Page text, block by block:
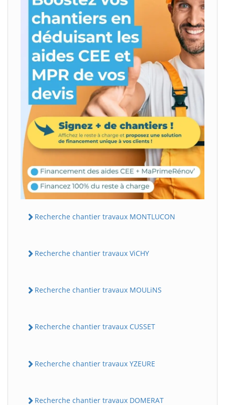
Recherche chantier travaux MONTLUCON
Recherche chantier travaux ViCHY
Recherche chantier travaux MOULiNS
Recherche chantier travaux CUSSET
Recherche chantier travaux YZEURE
Recherche chantier travaux DOMERAT